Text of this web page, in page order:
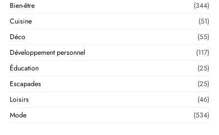
Bien-être
(344)
Cuisine
(51)
Déco
(55)
Développement personnel
(117)
Éducation
(25)
Escapades
(25)
Loisirs
(46)
Mode
(534)